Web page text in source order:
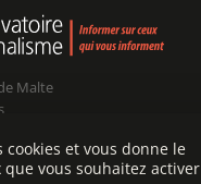
Malte
Chollet
:Édouard Chanot
cookies et vous donne le
vous souhaitez activer